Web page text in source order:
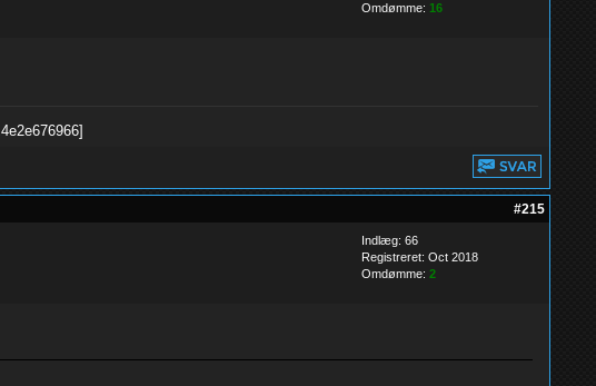
Omdømme: 16
#215
Indlæg: 66
Registreret: Oct 2018
Omdømme: 2